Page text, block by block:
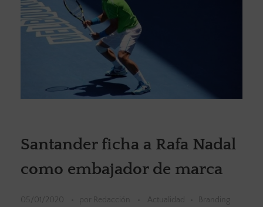
Santander ficha a Rafa Nadal
como embajador de marca
05/01/2020 por Redacción Actualidad Branding